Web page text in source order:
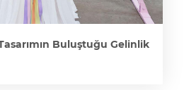
Buluştuğu Gelinlik